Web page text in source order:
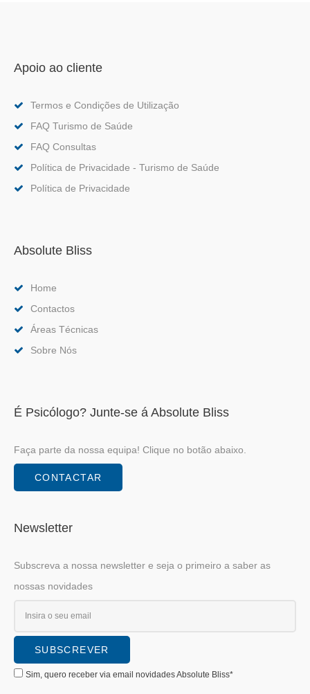
Apoio ao cliente
Termos e Condições de Utilização
FAQ Turismo de Saúde
FAQ Consultas
Política de Privacidade - Turismo de Saúde
Política de Privacidade
Absolute Bliss
Home
Contactos
Áreas Técnicas
Sobre Nós
É Psicólogo? Junte-se á Absolute Bliss
Faça parte da nossa equipa! Clique no botão abaixo.
CONTACTAR
Newsletter
Subscreva a nossa newsletter e seja o primeiro a saber as
nossas novidades
Sim, quero receber via email novidades Absolute Bliss*